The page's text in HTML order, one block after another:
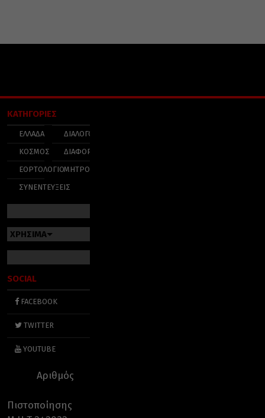
ΚΑΤΗΓΟΡΙΕΣ
ΕΛΛΑΔΑ
ΚΟΣΜΟΣ
ΕΟΡΤΟΛΟΓΙΟ
ΣΥΝΕΝΤΕΥΞΕΙΣ
ΔΙΑΛΟΓΟΣ
ΔΙΑΦΟΡΑ
ΜΗΤΡΟΠΟΛΕΙΣ
ΧΡΗΣΙΜΑ
SOCIAL
FACEBOOK
TWITTER
YOUTUBE
Αριθμός
Πιστοποίησης